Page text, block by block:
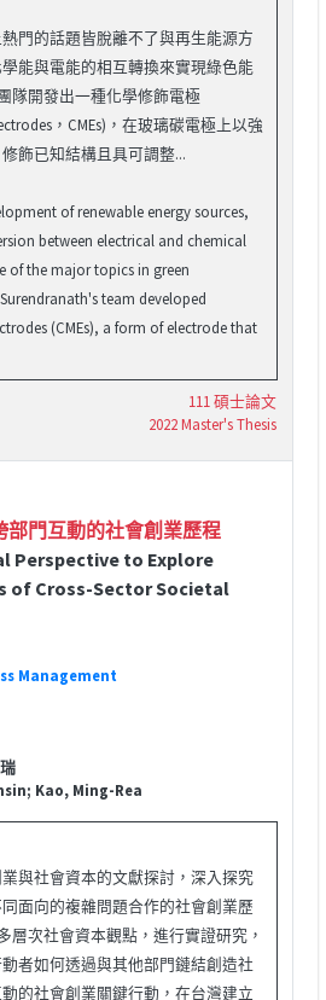
門的話題皆脫離不了與再生能源方
能與電能的相互轉換來實現綠色能
隊開發出一種化學修飾電極
，CMEs)，在玻璃碳電極上以強
飾已知結構且具可調整...
of renewable energy sources,
between electrical and chemical
of the major topics in green
team developed
(CMEs), a form of electrode that
111 碩士論文
2022 Master's Thesis
部門互動的社會創業歷程
Perspective to Explore
of Cross-Sector Societal
Management
Kao, Ming-Rea
與社會資本的文獻探討，深入探究
面向的複雜問題合作的社會創業歷
層次社會資本觀點，進行實證研究，
者如何透過與其他部門鏈結創造社
的社會創業關鍵行動，在台灣建立